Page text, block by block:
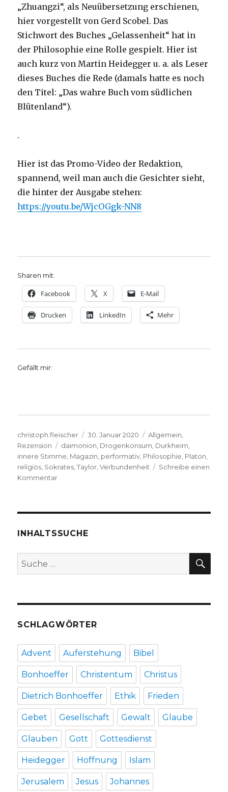
„Zhuangzi“, als Neuübersetzung erschienen,
hier vorgestellt von Gerd Scobel. Das
Stichwort des Buches „Gelassenheit“ hat in
der Philosophie eine Rolle gespielt. Hier ist
auch kurz von Martin Heidegger u. a. als Leser
dieses Buches die Rede (damals hatte es noch
den Titel: „Das wahre Buch vom südlichen
Blütenland“).
.
Hier ist das Promo-Video der Redaktion,
spannend, weil man auch die Gesichter sieht,
die hinter der Ausgabe stehen:
https://youtu.be/WjcOGgk-NN8
Sharen mit:
Facebook X E-Mail
Drucken LinkedIn Mehr
Gefällt mir:
Autor
christoph.fleischer
Veröffentlicht
am
30. Januar 2020 Kategorien
Allgemein
Rezension
Schlagwörter
daimonion Drogenkonsum Durkheim
innere Stimme Magazin performativ Philosophie Platon
religiös Sokrates ,Taylor ,Verbundenheit
Schreibe einen
Kommentarzu
Magazin
notiert
Christoph
2020
INHALTSSUCHE
Suche
nach:
SCHLAGWÖRTER
Advent Auferstehung Bibel
Bonhoeffer Christentum Christus
Dietrich Bonhoeffer Ethik Frieden
Gebet Gesellschaft Gewalt Glaube
Glauben Gott Gottesdienst
Heidegger Hoffnung Islam
Jerusalem Jesus Johannes